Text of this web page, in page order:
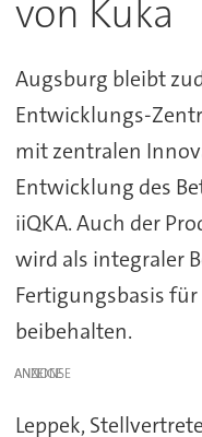
von Kuka
Augsburg bleibt
Entwicklungs-
mit zentralen
Entwicklung des
iiQKA. Auch der
wird als integraler
Fertigungsbasis für
beibehalten.
ANZEIGE
Leppek,